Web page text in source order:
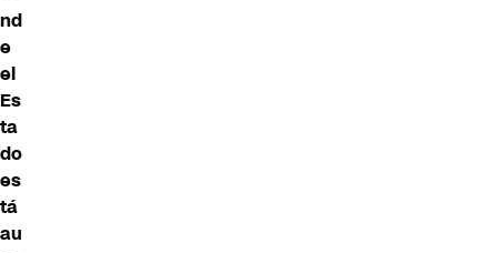
nd
e
el
Es
ta
do
es
tá
au